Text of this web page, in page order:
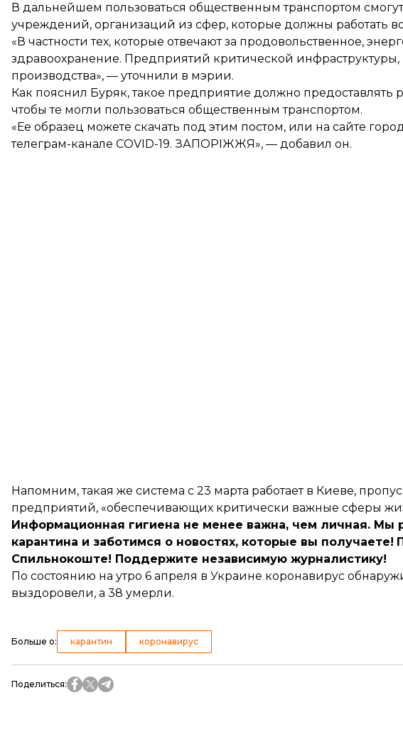
В дальнейшем пользоваться общественным транспортом
учреждений, организаций из сфер, которые должны работать
«В частности тех, которые отвечают за продовольственное,
здравоохранение. Предприятий критической
производства», — уточнили в мэрии.
Как пояснил Буряк, такое предприятие должно предоставлять
чтобы те могли пользоваться общественным транспортом.
«Ее образец можете скачать под этим постом, или на сайте
телеграм-канале COVID-19. ЗАПОРІЖЖЯ», — добавил он.
Напомним, такая же система с 23 марта работает в Киеве,
предприятий, «обеспечивающих критически важные сферы
Информационная гигиена не менее важна, чем личная. Мы
карантина и заботимся о новостях, которые вы получаете!
Спильнокоште! Поддержите независимую журналистику!
По состоянию на утро 6 апреля в Украине коронавирус
выздоровели, а 38 умерли.
Больше о: карантин коронавирус
Поделиться: